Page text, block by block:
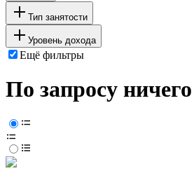
Тип занятости
Уровень дохода
Ещё фильтры
По запросу